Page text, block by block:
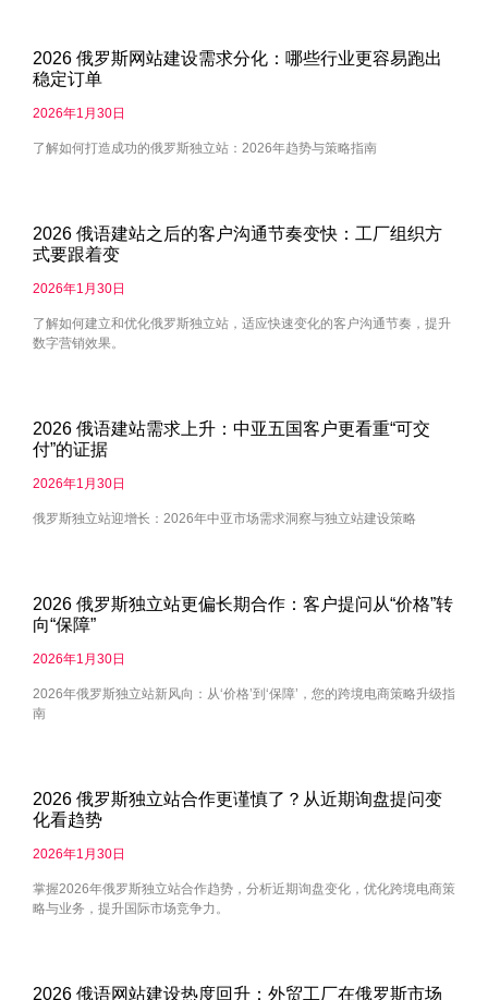
2026 俄罗斯网站建设需求分化：哪些行业更容易跑出
稳定订单
2026年1月30日
了解如何打造成功的俄罗斯独立站：2026年趋势与策略指南
2026 俄语建站之后的客户沟通节奏变快：工厂组织方
式要跟着变
2026年1月30日
了解如何建立和优化俄罗斯独立站，适应快速变化的客户沟通节奏，提升
数字营销效果。
2026 俄语建站需求上升：中亚五国客户更看重“可交
付”的证据
2026年1月30日
俄罗斯独立站迎增长：2026年中亚市场需求洞察与独立站建设策略
2026 俄罗斯独立站更偏长期合作：客户提问从“价格”转
向“保障”
2026年1月30日
2026年俄罗斯独立站新风向：从‘价格’到‘保障’，您的跨境电商策略升级指
南
2026 俄罗斯独立站合作更谨慎了？从近期询盘提问变
化看趋势
2026年1月30日
掌握2026年俄罗斯独立站合作趋势，分析近期询盘变化，优化跨境电商策
略与业务，提升国际市场竞争力。
2026 俄语网站建设热度回升：外贸工厂在俄罗斯市场